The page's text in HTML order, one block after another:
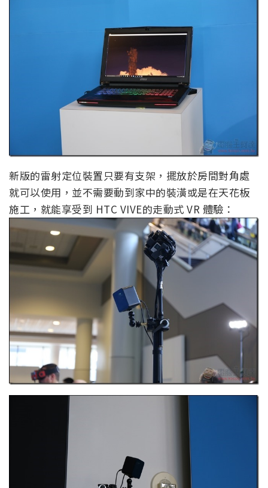
新版的雷射定位裝置只要有支架，擺放於房間對角處
就可以使用，並不需要動到家中的裝潢或是在天花板
施工，就能享受到 HTC VIVE的走動式 VR 體驗：